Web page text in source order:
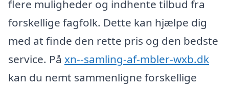
flere muligheder og indhente tilbud fra
forskellige fagfolk. Dette kan hjælpe dig
med at finde den rette pris og den bedste
service. På xn--samling-af-mbler-wxb.dk
kan du nemt sammenligne forskellige